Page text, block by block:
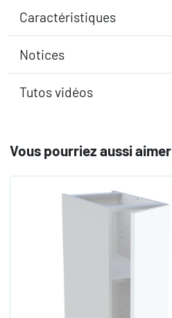
Caractéristiques
Notices
Tutos vidéos
Vous pourriez aussi aimer